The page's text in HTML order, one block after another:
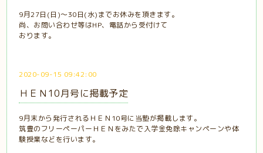
9月27日(日)～30日(水)までお休みを頂きます。
尚、お問い合わせ等はHP、電話から受付けて
おります。
2020-09-15 09:42:00
ＨＥＮ10月号に掲載予定
9月末から発行されるＨＥＮ10号に当塾が掲載します。
筑豊のフリーペーパーＨＥＮをみたで入学金免除キャンペーンや体
験授業などを行います。